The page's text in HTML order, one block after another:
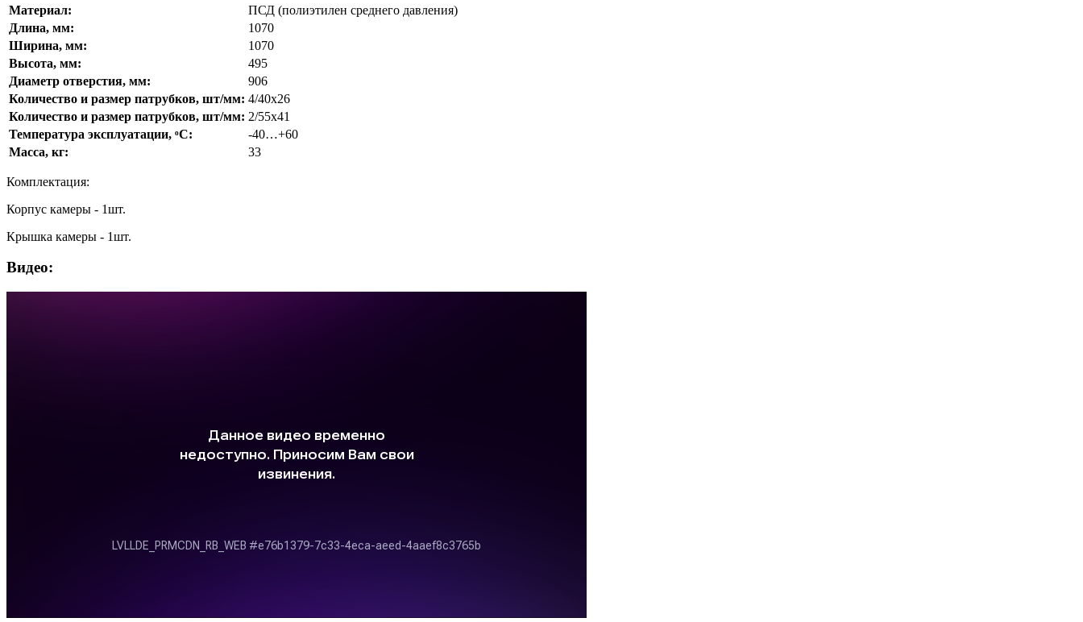
Материал:
ПСД (полиэтилен среднего давления)
Длина, мм:
1070
Ширина, мм:
1070
Высота, мм:
495
Диаметр отверстия, мм:
906
Количество и размер патрубков, шт/мм: 4/40х26
Количество и размер патрубков, шт/мм: 2/55х41
Температура эксплуатации, ͦС:
-40…+60
Масса, кг:
33
Комплектация:
Корпус камеры - 1шт.
Крышка камеры - 1шт.
Видео: